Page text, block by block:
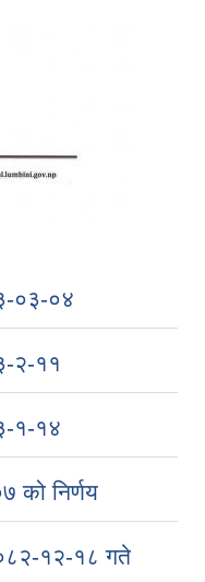
०३-०४
२-११
१-१४
को निर्णय
१२-१८ गते